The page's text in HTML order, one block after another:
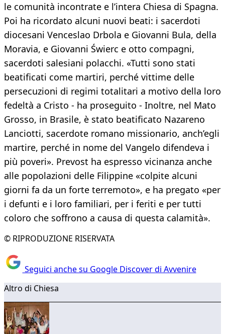
le comunità incontrate e l’intera Chiesa di Spagna.
Poi ha ricordato alcuni nuovi beati: i sacerdoti
diocesani Venceslao Drbola e Giovanni Bula, della
Moravia, e Giovanni Świerc e otto compagni,
sacerdoti salesiani polacchi. «Tutti sono stati
beatificati come martiri, perché vittime delle
persecuzioni di regimi totalitari a motivo della loro
fedeltà a Cristo - ha proseguito - Inoltre, nel Mato
Grosso, in Brasile, è stato beatificato Nazareno
Lanciotti, sacerdote romano missionario, anch’egli
martire, perché in nome del Vangelo difendeva i
più poveri». Prevost ha espresso vicinanza anche
alle popolazioni delle Filippine «colpite alcuni
giorni fa da un forte terremoto», e ha pregato «per
i defunti e i loro familiari, per i feriti e per tutti
coloro che soffrono a causa di questa calamità».
© RIPRODUZIONE RISERVATA
Seguici anche su Google Discover di Avvenire
Altro di Chiesa